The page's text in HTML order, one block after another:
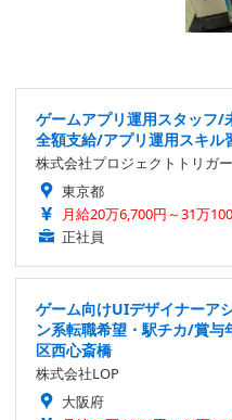
ゲームアプリ運用スタッフ
全額支給/アプリ運用スキル
株式会社プロジェクトトリガー
東京都
月給20万6,700円～31万
正社員
ゲーム向けUIデザイナーア
ン系転職希望・駅チカ/賞与
区西心斎橋
株式会社LOP
大阪府